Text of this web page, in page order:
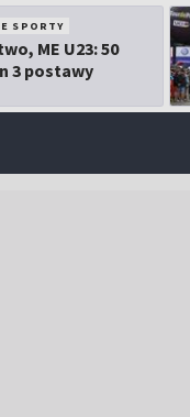
SPORTY
ME U23: 50
3 postawy